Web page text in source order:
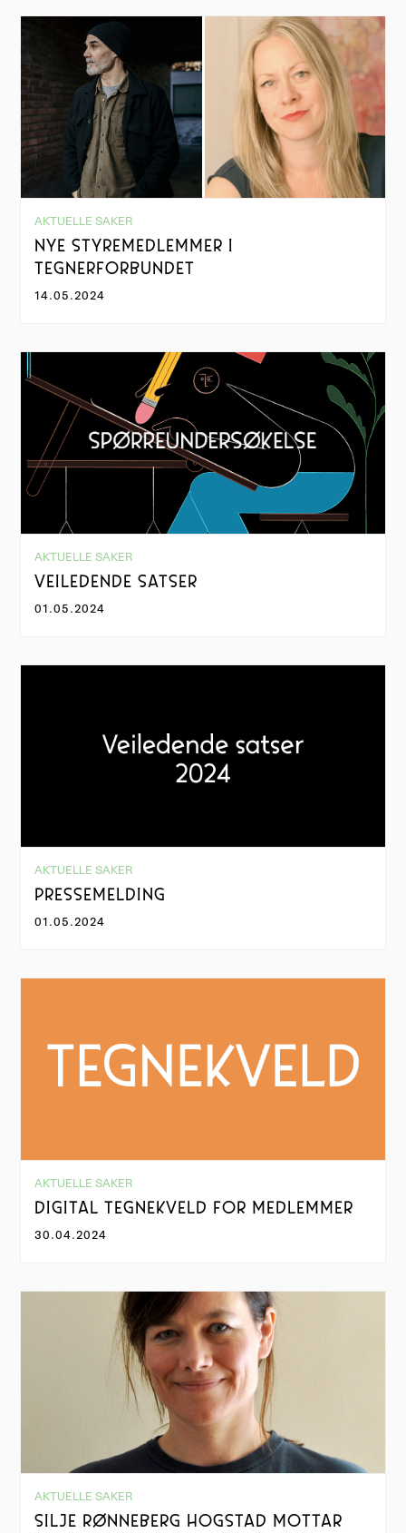
AKTUELLE SAKER
NYE STYREMEDLEMMER I
TEGNERFORBUNDET
14.05.2024
AKTUELLE SAKER
VEILEDENDE SATSER
01.05.2024
AKTUELLE SAKER
PRESSEMELDING
01.05.2024
AKTUELLE SAKER
DIGITAL TEGNEKVELD FOR MEDLEMMER
30.04.2024
AKTUELLE SAKER
SILJE RØNNEBERG HOGSTAD MOTTAR